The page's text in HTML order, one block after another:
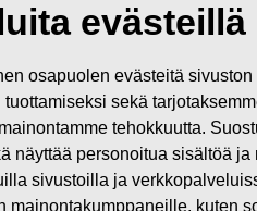
evästeillä
osapuolen evästeitä
sekä
tehokkuutta.
näyttää personoitua sisältöä
sivustoilla ja
mainontakumppaneille, kuten